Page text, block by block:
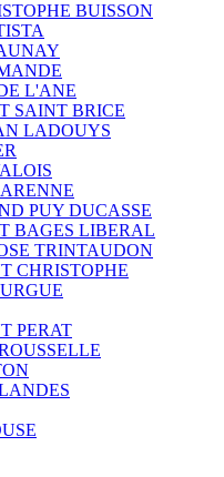
BUISSON
L'ANE
SAINT BRICE
LADOUYS
PUY DUCASSE
BAGES LIBERAL
TRINTAUDON
CHRISTOPHE
PERAT